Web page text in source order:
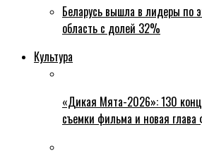
Беларусь вышла в лидеры по
область с долей 32%
Культура
«Дикая Мята-2026»: 130
съемки фильма и новая глава